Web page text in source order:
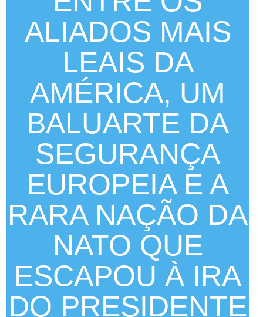
ALIADOS MAIS
LEAIS DA
AMÉRICA, UM
BALUARTE DA
SEGURANÇA
EUROPEIA E A
RARA NAÇÃO DA
NATO QUE
ESCAPOU À IRA
DO PRESIDENTE